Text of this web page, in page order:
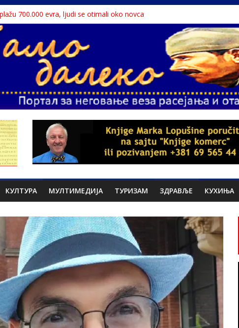
700.000 evra, ljudi se otimali oko novca
reka ga odnela u Rumuniju
teme srpskih medija
migranata, 100 000 stranaca se zaposlilo
sa litice visoke 15 metara
КУЛТУРА МУЛТИМЕДИЈА ТУРИЗАМ ЗДРАВЉЕ КУХИЊА